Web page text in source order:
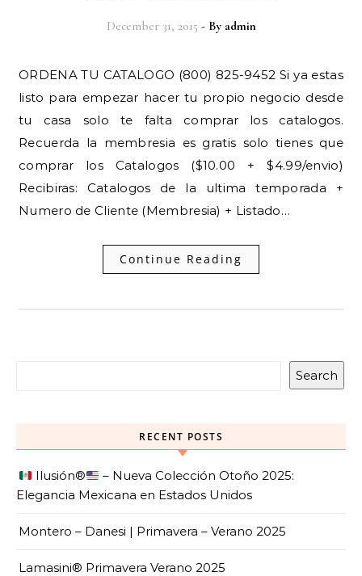
December 31, 2015 - By admin
ORDENA TU CATALOGO (800) 825-9452 Si ya estas
listo para empezar hacer tu propio negocio desde
tu casa solo te falta comprar los catalogos.
Recuerda la membresia es gratis solo tienes que
comprar los Catalogos ($10.00 + $4.99/envio)
Recibiras: Catalogos de la ultima temporada +
Numero de Cliente (Membresia) + Listado…
Continue Reading
Search
RECENT POSTS
Ilusión®️
– Nueva Colección Otoño 2025:
Elegancia Mexicana en Estados Unidos
Montero – Danesi | Primavera – Verano 2025
Lamasini® Primavera Verano 2025